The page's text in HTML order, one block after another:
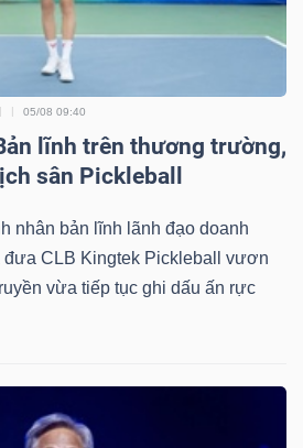
05/08 09:40
lĩnh trên thương trường,
sân Pickleball
nhân bản lĩnh lãnh đạo doanh
CLB Kingtek Pickleball vươn
vừa tiếp tục ghi dấu ấn rực